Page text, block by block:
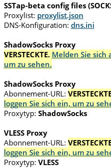
SSTap-beta config files
Proxylist: proxylist.json
DNS-Konfiguration: dns.ini
ShadowSocks Proxy
VERSTECKTE. Melden Sie sich
um zu sehen.
ShadowSocks Proxy
Abonnement-URL:
loggen Sie sich ein, um zu
Proxytyp: ShadowSocks
VLESS Proxy
Abonnement-URL:
loggen Sie sich ein, um zu
Proxytyp: VLESS